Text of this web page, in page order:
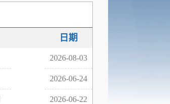
日期
2026-08-03
2026-06-24
2026-06-22